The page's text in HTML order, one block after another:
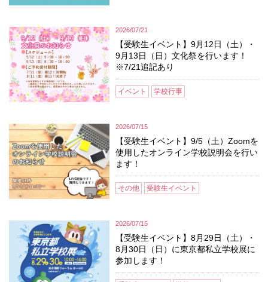
2026/07/21
【受験生イベント】9月12日（土）・
9月13日（日）文化祭を行います！
※7/21追記あり
イベント 学校行事
2026/07/15
【受験生イベント】9/5（土）Zoomを
使用したオンライン学校説明会を行い
ます！
その他 受験生イベント
2026/07/15
【受験生イベント】8月29日（土）・
8月30日（日）に東京都私立学校展に
参加します！